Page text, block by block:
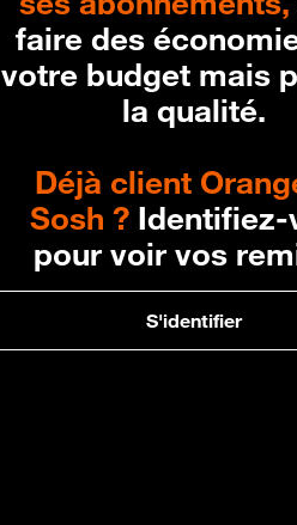
faire des
votre budget mais
la qualité.
Déjà client
Sosh ?Identifiez-
pour voir vos
S'identifier